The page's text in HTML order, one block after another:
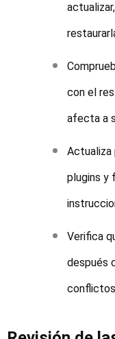
con el
afecta a
Actualiza
plugins y
Verifica
después